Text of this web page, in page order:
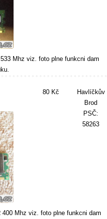
Mhz viz. foto plne funkcni dam
80 Kč
Havlíčkův
Brod
PSČ:
58263
400 Mhz viz. foto plne funkcni dam